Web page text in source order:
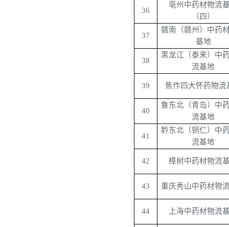
36
亳州中药材物流
（四）
37
赣南（赣州）中药
基地
38
黑龙江（泰来）中
流基地
39 焦作四大怀药物流
40
鲁东北（青岛）中
流基地
41
黔东北（铜仁）中
流基地
42 樟树中药材物流
43 重庆秀山中药材物
44 上海中药材物流